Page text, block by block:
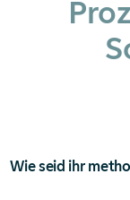
Wie seid ihr